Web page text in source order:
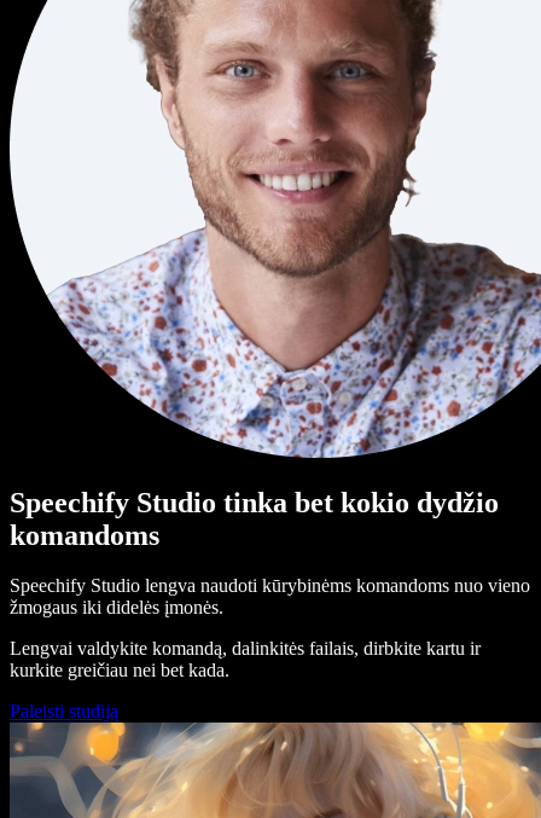
Speechify Studio tinka bet kokio dydžio
komandoms
Speechify Studio lengva naudoti kūrybinėms komandoms nuo vieno
žmogaus iki didelės įmonės.
Lengvai valdykite komandą, dalinkitės failais, dirbkite kartu ir
kurkite greičiau nei bet kada.
Paleisti studiją